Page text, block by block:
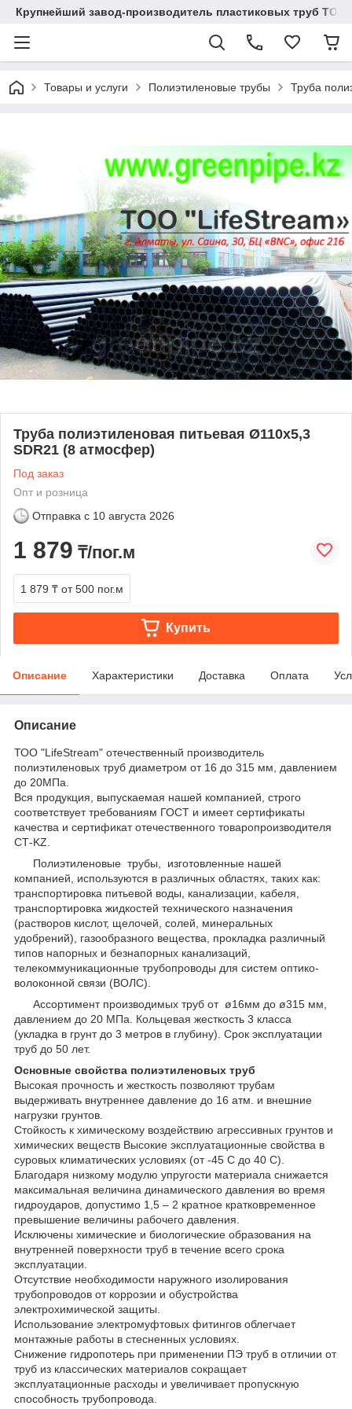
Крупнейший завод-производитель пластиковых труб ТОО
Товары и услуги Полиэтиленовые трубы Труба
Труба полиэтиленовая питьевая Ø110х5,3
SDR21 (8 атмосфер)
Под заказ
Опт и розница
Отправка с 10 августа 2026
1 879 ₸/пог.м
1 879 ₸ от 500 пог.м
Купить
Описание Характеристики Доставка Оплата
Описание
ТОО "LifeStream" отечественный производитель
полиэтиленовых труб диаметром от 16 до 315 мм, давлением
до 20МПа.
Вся продукция, выпускаемая нашей компанией, строго
соответствует требованиям ГОСТ и имеет сертификаты
качества и сертификат отечественного товаропроизводителя
СТ-KZ.
Полиэтиленовые трубы, изготовленные нашей
компанией, используются в различных областях, таких как:
транспортировка питьевой воды, канализации, кабеля,
транспортировка жидкостей технического назначения
(растворов кислот, щелочей, солей, минеральных
удобрений), газообразного вещества, прокладка различный
типов напорных и безнапорных канализаций,
телекоммуникационные трубопроводы для систем оптико-
волоконной связи (ВОЛС).
Ассортимент производимых труб от ø16мм до ø315 мм,
давлением до 20 МПа. Кольцевая жесткость 3 класса
(укладка в грунт до 3 метров в глубину). Срок эксплуатации
труб до 50 лет.
Основные свойства полиэтиленовых труб
Высокая прочность и жесткость позволяют трубам
выдерживать внутреннее давление до 16 атм. и внешние
нагрузки грунтов.
Стойкость к химическому воздействию агрессивных грунтов и
химических веществ Высокие эксплуатационные свойства в
суровых климатических условиях (от -45 С до 40 C).
Благодаря низкому модулю упругости материала снижается
максимальная величина динамического давления во время
гидроударов, допустимо 1,5 – 2 кратное кратковременное
превышение величины рабочего давления.
Исключены химические и биологические образования на
внутренней поверхности труб в течение всего срока
эксплуатации.
Отсутствие необходимости наружного изолирования
трубопроводов от коррозии и обустройства
электрохимической защиты.
Использование электромуфтовых фитингов облегчает
монтажные работы в стесненных условиях.
Снижение гидропотерь при применении ПЭ труб в отличии от
труб из классических материалов сокращает
эксплуатационные расходы и увеличивает пропускную
способность трубопровода.